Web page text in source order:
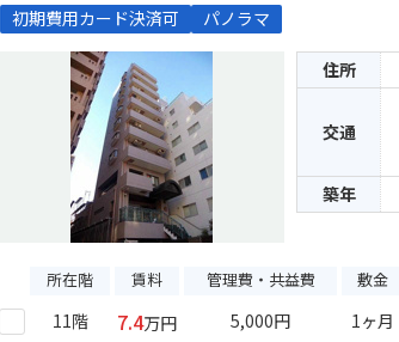
初期費用カード決済可 パノラマ
住所
交通
築年
所在階 賃料 管理費・共益費 敷金
11階 7.4万円 5,000円 1ヶ月